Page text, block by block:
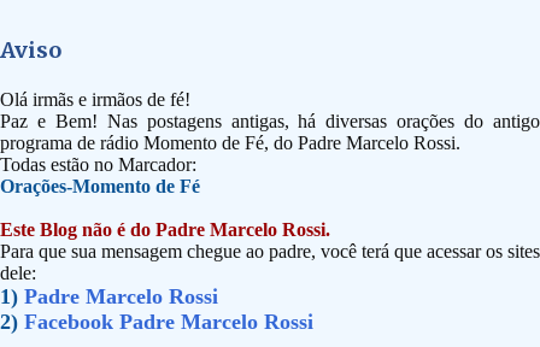
Aviso
Olá irmãs e irmãos de fé!
Paz e Bem! Nas postagens antigas, há diversas orações do antigo
programa de rádio Momento de Fé, do Padre Marcelo Rossi.
Todas estão no Marcador:
Orações-Momento de Fé
Este Blog não é do Padre Marcelo Rossi.
Para que sua mensagem chegue ao padre, você terá que acessar os sites
dele:
1) Padre Marcelo Rossi
2) Facebook Padre Marcelo Rossi